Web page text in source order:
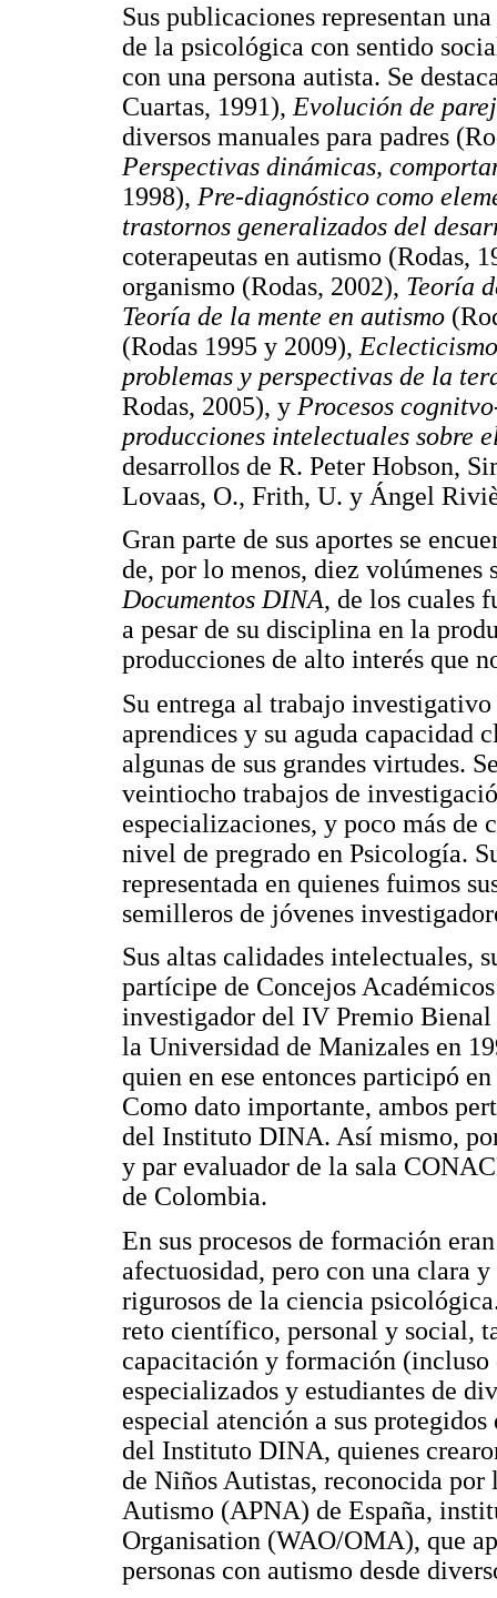
Sus publicaciones representan
de la psicológica con sentido
con una persona autista. Se
Cuartas, 1991), Evolución de
diversos manuales para padres
Perspectivas dinámicas,
1998), Pre-diagnóstico como
trastornos generalizados del
coterapeutas en autismo (Rodas,
organismo (Rodas, 2002), Teoría
Teoría de la mente en autismo
(Rodas 1995 y 2009),
problemas y perspectivas de la
Rodas, 2005), y Procesos
producciones intelectuales sobre
desarrollos de R. Peter Hobson,
Lovaas, O., Frith, U. y Ángel
Gran parte de sus aportes se
de, por lo menos, diez volúmenes
Documentos DINA, de los cuales
a pesar de su disciplina en la
producciones de alto interés que
Su entrega al trabajo
aprendices y su aguda
algunas de sus grandes virtudes.
veintiocho trabajos de
especializaciones, y poco más de
nivel de pregrado en Psicología.
representada en quienes fuimos
semilleros de jóvenes
Sus altas calidades intelectuales,
partícipe de Concejos
investigador del IV Premio
la Universidad de Manizales en
quien en ese entonces participó
Como dato importante, ambos
del Instituto DINA. Así mismo,
y par evaluador de la sala
de Colombia.
En sus procesos de formación
afectuosidad, pero con una clara
rigurosos de la ciencia
reto científico, personal y social,
capacitación y formación
especializados y estudiantes de
especial atención a sus
del Instituto DINA, quienes
de Niños Autistas, reconocida por
Autismo (APNA) de España,
Organisation (WAO/OMA), que
personas con autismo desde